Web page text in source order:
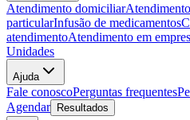
Atendimento domiciliar
particularInfusão de medicamentos
atendimentoAtendimento em
Unidades
Ajuda
Fale conoscoPerguntas frequentes
Agendar
Resultados